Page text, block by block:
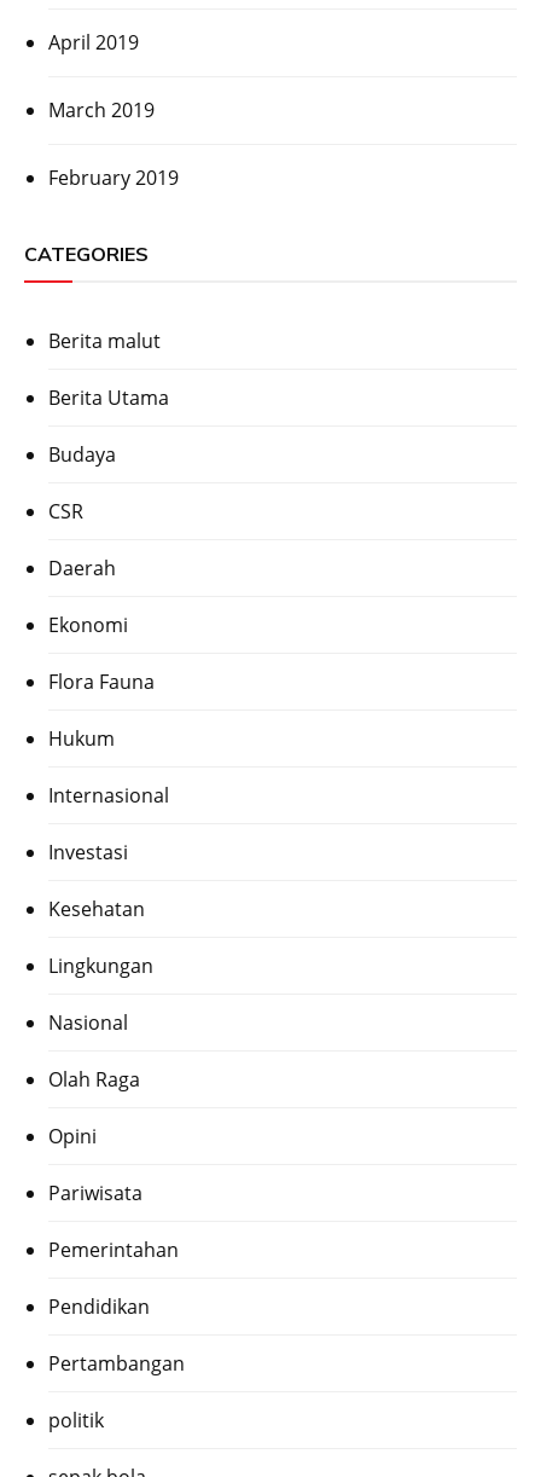
April 2019
March 2019
February 2019
CATEGORIES
Berita malut
Berita Utama
Budaya
CSR
Daerah
Ekonomi
Flora Fauna
Hukum
Internasional
Investasi
Kesehatan
Lingkungan
Nasional
Olah Raga
Opini
Pariwisata
Pemerintahan
Pendidikan
Pertambangan
politik